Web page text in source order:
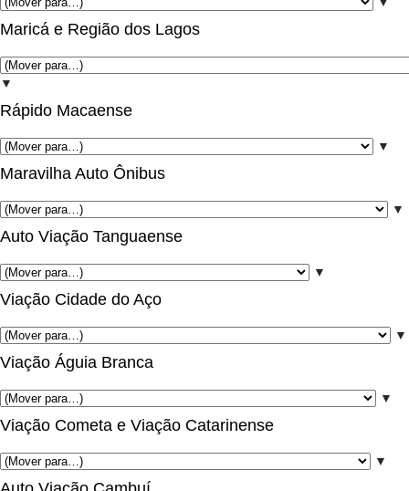
Maricá e Região dos Lagos
▼
Rápido Macaense
▼
Maravilha Auto Ônibus
▼
Auto Viação Tanguaense
▼
Viação Cidade do Aço
▼
Viação Águia Branca
▼
Viação Cometa e Viação Catarinense
▼